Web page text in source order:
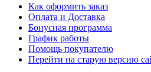
Как оформить заказ
Оплата и Доставка
Бонусная программа
График работы
Помощь покупателю
Перейти на старую версию